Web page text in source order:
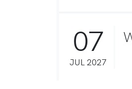
07
JUL 2027